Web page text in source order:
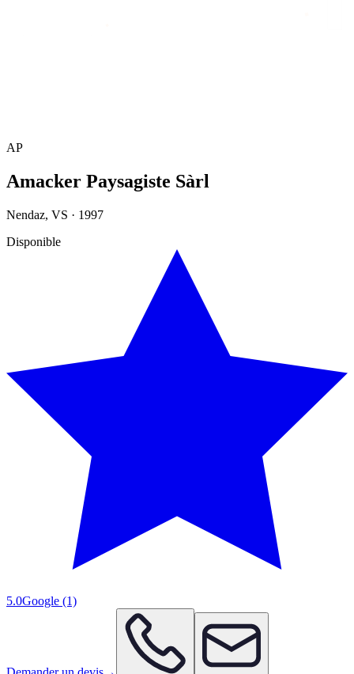
AP
Amacker Paysagiste Sàrl
Nendaz, VS · 1997
Disponible
5.0Google (1)